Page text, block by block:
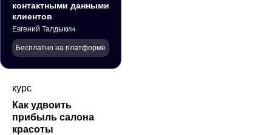
контактными данными
клиентов
Бесплатно на платформе
Евгений Талдыкин
курс
Как удвоить
прибыль салона
красоты